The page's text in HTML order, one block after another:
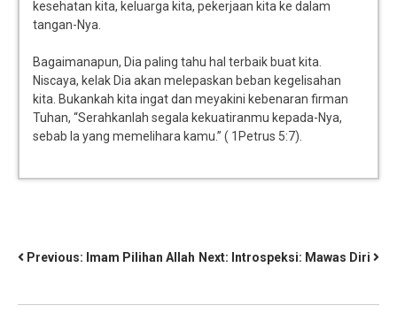
kesehatan kita, keluarga kita, pekerjaan kita ke dalam
tangan-Nya.
Bagaimanapun, Dia paling tahu hal terbaik buat kita.
Niscaya, kelak Dia akan melepaskan beban kegelisahan
kita. Bukankah kita ingat dan meyakini kebenaran firman
Tuhan, “Serahkanlah segala kekuatiranmu kepada-Nya,
sebab Ia yang memelihara kamu.” ( 1Petrus 5:7).
Previous: Imam Pilihan Allah Next: Introspeksi: Mawas Diri